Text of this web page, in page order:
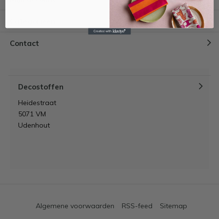
Contact
Decostoffen
Heidestraat
5071 VM
Udenhout
Algemene voorwaarden RSS-feed Sitemap